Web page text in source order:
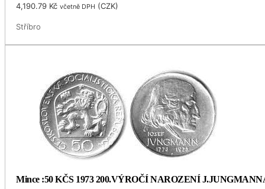
4,190.79 Kč včetně DPH (CZK)
Stříbro
Mince :50 KČS 1973 200.VÝROČÍ NAROZENÍ